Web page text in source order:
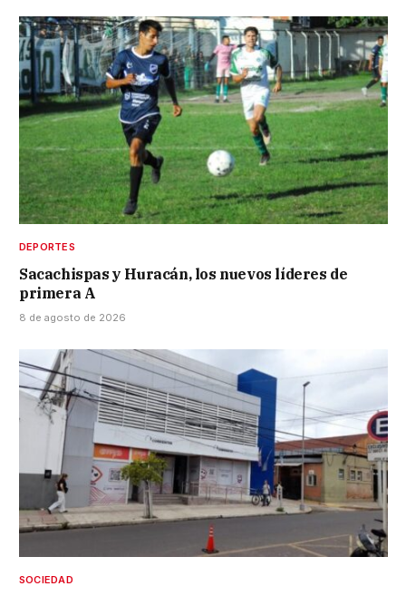
DEPORTES
Sacachispas y Huracán, los nuevos líderes de
primera A
8 de agosto de 2026
SOCIEDAD